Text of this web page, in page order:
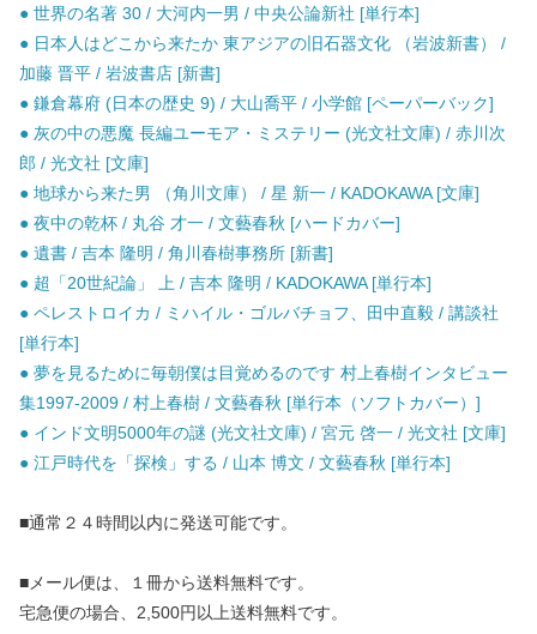
● 世界の名著 30 / 大河内一男 / 中央公論新社 [単行本]
● 日本人はどこから来たか 東アジアの旧石器文化 （岩波新書） /
加藤 晋平 / 岩波書店 [新書]
● 鎌倉幕府 (日本の歴史 9) / 大山喬平 / 小学館 [ペーパーバック]
● 灰の中の悪魔 長編ユーモア・ミステリー (光文社文庫) / 赤川次
郎 / 光文社 [文庫]
● 地球から来た男 （角川文庫） / 星 新一 / KADOKAWA [文庫]
● 夜中の乾杯 / 丸谷 才一 / 文藝春秋 [ハードカバー]
● 遺書 / 吉本 隆明 / 角川春樹事務所 [新書]
● 超「20世紀論」 上 / 吉本 隆明 / KADOKAWA [単行本]
● ペレストロイカ / ミハイル・ゴルバチョフ、田中直毅 / 講談社
[単行本]
● 夢を見るために毎朝僕は目覚めるのです 村上春樹インタビュー
集1997-2009 / 村上春樹 / 文藝春秋 [単行本（ソフトカバー）]
● インド文明5000年の謎 (光文社文庫) / 宮元 啓一 / 光文社 [文庫]
● 江戸時代を「探検」する / 山本 博文 / 文藝春秋 [単行本]
■通常２４時間以内に発送可能です。
■メール便は、１冊から送料無料です。
宅急便の場合、2,500円以上送料無料です。